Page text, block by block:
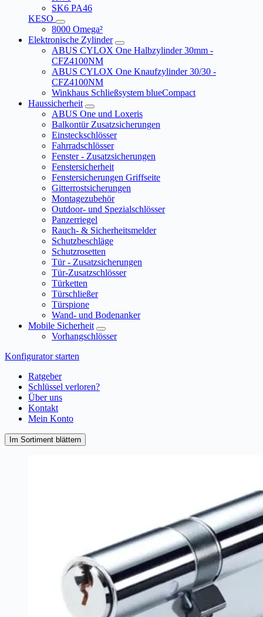
SK6 PA46
KESO
8000 Omega²
Elektronische Zylinder
ABUS CYLOX One Halbzylinder 30mm -
CFZ4100NM
ABUS CYLOX One Knaufzylinder 30/30 -
CFZ4100NM
Winkhaus Schließsystem blueCompact
Haussicherheit
ABUS One und Loxeris
Balkontür Zusatzsicherungen
Einsteckschlösser
Fahrradschlösser
Fenster - Zusatzsicherungen
Fenstersicherheit
Fenstersicherungen Griffseite
Gitterrostsicherungen
Montagezubehör
Outdoor- und Spezialschlösser
Panzerriegel
Rauch- & Sicherheitsmelder
Schutzbeschläge
Schutzrosetten
Tür - Zusatzsicherungen
Tür-Zusatzschlösser
Türketten
Türschließer
Türspione
Wand- und Bodenanker
Mobile Sicherheit
Vorhangschlösser
Konfigurator starten
Ratgeber
Schlüssel verloren?
Über uns
Kontakt
Mein Konto
Im Sortiment blättern